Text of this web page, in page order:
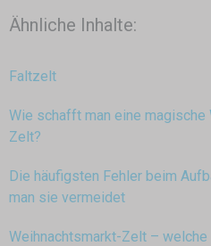
Ähnliche Inhalte:
Faltzelt
Wie schafft man eine magische
Zelt?
Die häufigsten Fehler beim
man sie vermeidet
Weihnachtsmarkt-Zelt –